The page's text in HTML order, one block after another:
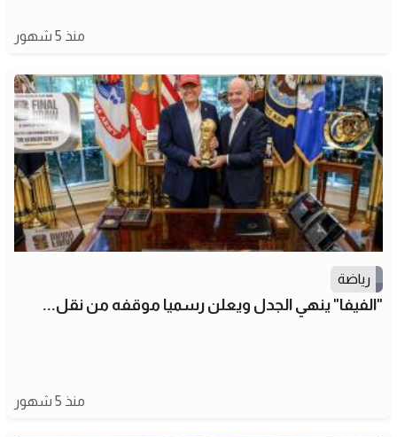
منذ 5 شهور
رياضة
"الفيفا" ينهي الجدل ويعلن رسميا موقفه من نقل...
منذ 5 شهور